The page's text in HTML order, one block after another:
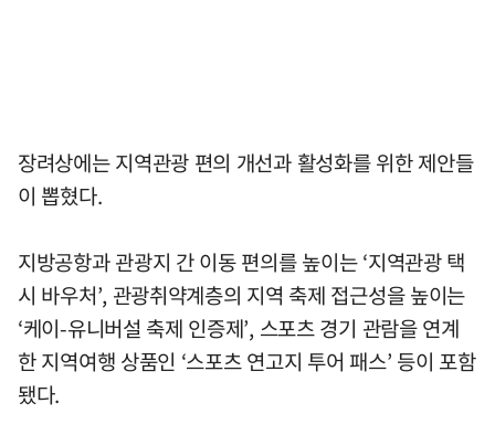
장려상에는 지역관광 편의 개선과 활성화를 위한 제안들
이 뽑혔다.
지방공항과 관광지 간 이동 편의를 높이는 ‘지역관광 택
시 바우처’, 관광취약계층의 지역 축제 접근성을 높이는
‘케이-유니버설 축제 인증제’, 스포츠 경기 관람을 연계
한 지역여행 상품인 ‘스포츠 연고지 투어 패스’ 등이 포함
됐다.